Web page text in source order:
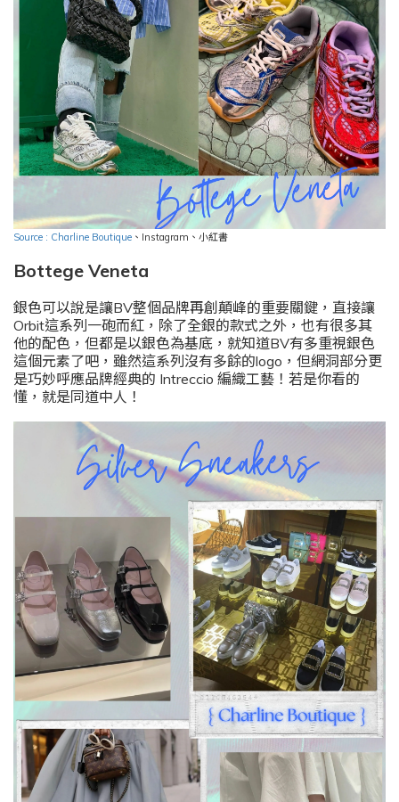
Source : Charline Boutique 、 Instagram 、小紅書
Bottege Veneta
銀色可以說是讓BV整個品牌再創顛峰的重要關鍵，直接讓
Orbit這系列一砲而紅，除了全銀的款式之外，也有很多其
他的配色，但都是以銀色為基底，就知道BV有多重視銀色
這個元素了吧，雖然這系列沒有多餘的logo，但網洞部分更
是巧妙呼應品牌經典的 Intreccio 編織工藝！若是你看的
懂，就是同道中人！